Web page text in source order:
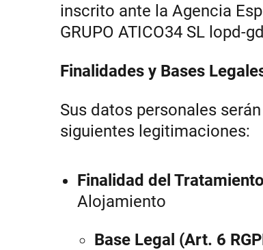
inscrito ante la Agencia
GRUPO ATICO34 SL lopd-
Finalidades y Bases
Sus datos personales
siguientes legitimaciones:
Finalidad del Tratamiento
Alojamiento
Base Legal (Art. 6